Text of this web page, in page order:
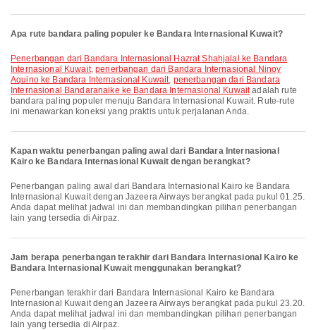
Apa rute bandara paling populer ke Bandara Internasional Kuwait?
penerbangan dari Bandara Internasional Hazrat Shahjalal ke Bandara
Internasional Kuwait,penerbangan dari Bandara Internasional Ninoy
Aquino ke Bandara Internasional Kuwait, penerbangan dari Bandara
Internasional Bandaranaike ke Bandara Internasional Kuwaitadalah rute
bandara paling populer menuju Bandara Internasional Kuwait. Rute-rute
ini menawarkan koneksi yang praktis untuk perjalanan Anda.
Kapan waktu penerbangan paling awal dari Bandara Internasional
Kairo ke Bandara Internasional Kuwait dengan berangkat?
Penerbangan paling awal dari Bandara Internasional Kairo ke Bandara
Internasional Kuwait dengan Jazeera Airways berangkat pada pukul 01.25.
Anda dapat melihat jadwal ini dan membandingkan pilihan penerbangan
lain yang tersedia di Airpaz.
Jam berapa penerbangan terakhir dari Bandara Internasional Kairo ke
Bandara Internasional Kuwait menggunakan berangkat?
Penerbangan terakhir dari Bandara Internasional Kairo ke Bandara
Internasional Kuwait dengan Jazeera Airways berangkat pada pukul 23.20.
Anda dapat melihat jadwal ini dan membandingkan pilihan penerbangan
lain yang tersedia di Airpaz.